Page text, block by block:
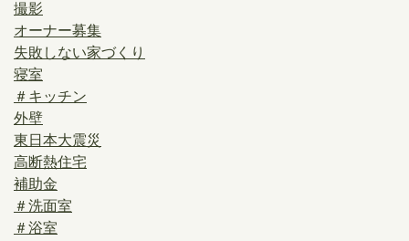
撮影
オーナー募集
失敗しない家づくり
寝室
＃キッチン
外壁
東日本大震災
高断熱住宅
補助金
＃洗面室
＃浴室